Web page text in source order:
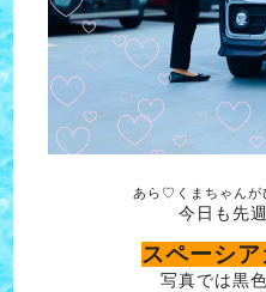
あら♡くまちゃん
今日も先
スペーシ
写真では黒